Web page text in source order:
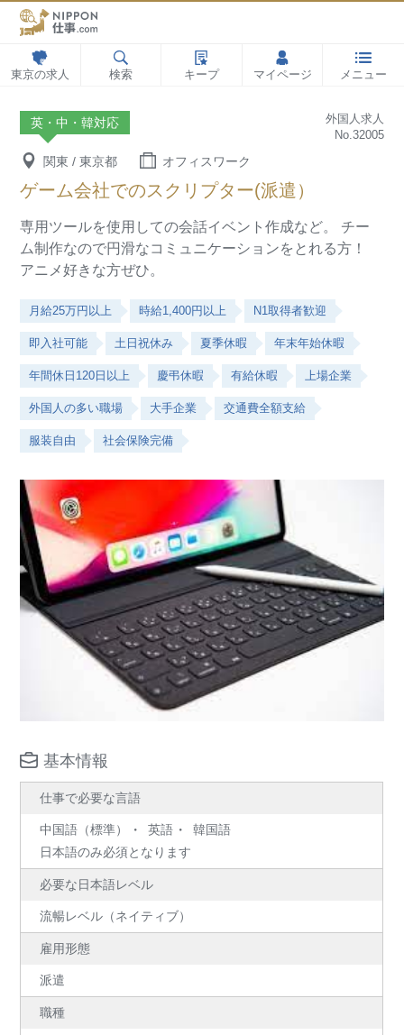
東京の求人 検索 キープ マイページ メニュー
英・中・韓対応
外国人求人
No.32005
関東 / 東京都 オフィスワーク
ゲーム会社でのスクリプター(派遣）
専用ツールを使用しての会話イベント作成など。
チー
ム制作なので円滑なコミュニケーションをとれる方！
アニメ好きな方ぜひ。
月給25万円以上 時給1,400円以上 N1取得者歓迎
即入社可能 土日祝休み 夏季休暇 年末年始休暇
年間休日120日以上 慶弔休暇 有給休暇 上場企業
外国人の多い職場 大手企業 交通費全額支給
服装自由 社会保険完備
基本情報
仕事で必要な言語
中国語（標準） 英語
韓国語
日本語のみ必須となります
必要な日本語レベル
流暢レベル（ネイティブ）
雇用形態
派遣
職種